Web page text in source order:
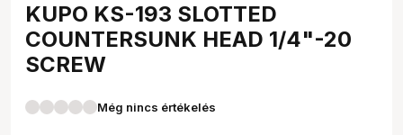
KUPO KS-193 SLOTTED
COUNTERSUNK HEAD 1/4"-20
SCREW
Még nincs értékelés